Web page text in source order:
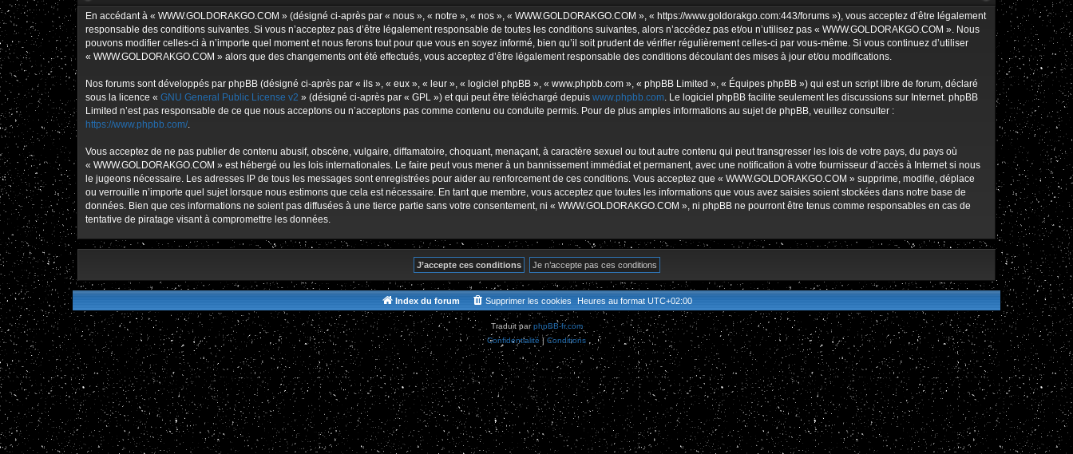
e
c
h
e
r
En accédant à « WWW.GOLDORAKGO.COM » (désigné ci-après par « nous », « notre », « nos », « WWW.GOLDORAKGO.COM », « https://www.goldorakgo.com:443/forums »), vous acceptez d’être légalement
responsable des conditions suivantes. Si vous n’acceptez pas d’être légalement responsable de toutes les conditions suivantes, alors n’accédez pas et/ou n’utilisez pas « WWW.GOLDORAKGO.COM ». Nous
pouvons modifier celles-ci à n’importe quel moment et nous ferons tout pour que vous en soyez informé, bien qu’il soit prudent de vérifier régulièrement celles-ci par vous-même. Si vous continuez d’utiliser
« WWW.GOLDORAKGO.COM » alors que des changements ont été effectués, vous acceptez d’être légalement responsable des conditions découlant des mises à jour et/ou modifications.
Nos forums sont développés par phpBB (désigné ci-après par « ils », « eux », « leur », « logiciel phpBB », « www.phpbb.com », « phpBB Limited », « Équipes phpBB ») qui est un script libre de forum, déclaré
sous la licence « GNU General Public License v2 » (désigné ci-après par « GPL ») et qui peut être téléchargé depuis www.phpbb.com . Le logiciel phpBB facilite seulement les discussions sur Internet. phpBB
Limited n’est pas responsable de ce que nous acceptons ou n’acceptons pas comme contenu ou conduite permis. Pour de plus amples informations au sujet de phpBB, veuillez consulter :
https://www.phpbb.com/.
Vous acceptez de ne pas publier de contenu abusif, obscène, vulgaire, diffamatoire, choquant, menaçant, à caractère sexuel ou tout autre contenu qui peut transgresser les lois de votre pays, du pays où
« WWW.GOLDORAKGO.COM » est hébergé ou les lois internationales. Le faire peut vous mener à un bannissement immédiat et permanent, avec une notification à votre fournisseur d’accès à Internet si nous
le jugeons nécessaire. Les adresses IP de tous les messages sont enregistrées pour aider au renforcement de ces conditions. Vous acceptez que « WWW.GOLDORAKGO.COM » supprime, modifie, déplace
ou verrouille n’importe quel sujet lorsque nous estimons que cela est nécessaire. En tant que membre, vous acceptez que toutes les informations que vous avez saisies soient stockées dans notre base de
données. Bien que ces informations ne soient pas diffusées à une tierce partie sans votre consentement, ni « WWW.GOLDORAKGO.COM », ni phpBB ne pourront être tenus comme responsables en cas de
tentative de piratage visant à compromettre les données.
Index du forum Heures au format UTC+02:00
Supprimer les cookies
Traduit parphpBB-fr.com
Confidentialité |Conditions